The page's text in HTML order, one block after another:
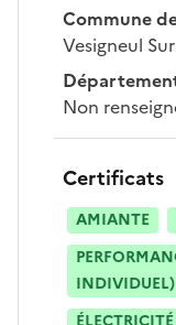
Commune
Vesigneul
Non
Certificats
AMIANTE
INDIVIDUEL)